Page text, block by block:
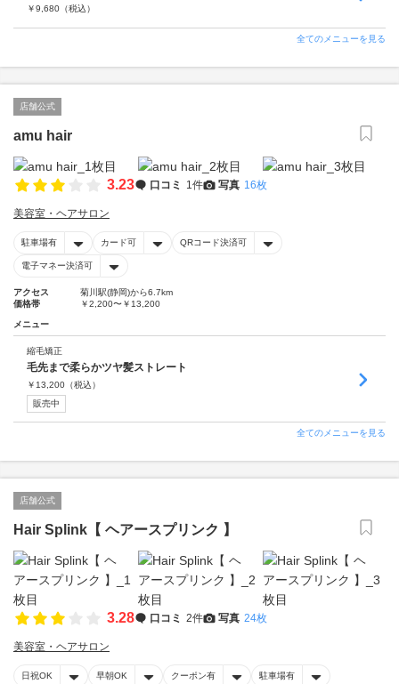
￥9,680 （税込）
全てのメニューを見る
店舗公式
amu hair
3.23 口コミ 1件 写真 16枚
美容室・ヘアサロン
駐車場有 カード可 QRコード決済可
電子マネー決済可
アクセス
菊川駅(静岡)から6.7km
価格帯
￥2,200〜￥13,200
メニュー
縮毛矯正
毛先まで柔らかツヤ髪ストレート
￥ 13,200 （税込）
販売中
全てのメニューを見る
店舗公式
Hair Splink【 ヘアースプリンク 】
3.28 口コミ 2件 写真 24枚
美容室・ヘアサロン
日祝OK 早朝OK クーポン有 駐車場有